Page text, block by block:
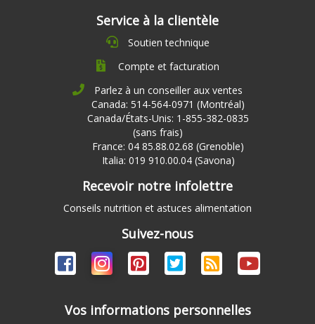
Service à la clientèle
Soutien technique
Compte et facturation
Parlez à un conseiller aux ventes
Canada: 514-564-0971 (Montréal)
Canada/États-Unis: 1-855-382-0835
(sans frais)
France: 04 85.88.02.68 (Grenoble)
Italia: 019 910.00.04 (Savona)
Recevoir notre infolettre
Conseils nutrition et astuces alimentation
Suivez-nous
Vos informations personnelles